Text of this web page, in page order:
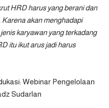
HRD harus yang berani dan
akan menghadapi
karyawan yang terkadang
itu ikut arus jadi harus
Webinar Pengelolaan
Sudarlan